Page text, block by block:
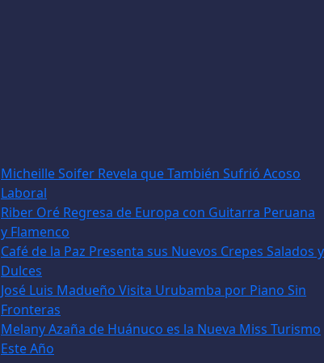
Micheille Soifer Revela que También Sufrió Acoso
Laboral
Riber Oré Regresa de Europa con Guitarra Peruana
y Flamenco
Café de la Paz Presenta sus Nuevos Crepes Salados y
Dulces
José Luis Madueño Visita Urubamba por Piano Sin
Fronteras
Melany Azaña de Huánuco es la Nueva Miss Turismo
Este Año